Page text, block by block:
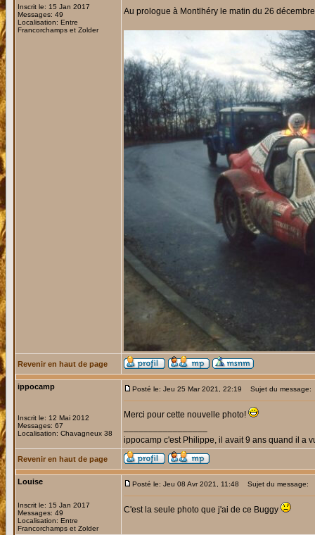
Inscrit le: 15 Jan 2017
Messages: 49
Localisation: Entre
Francorchamps et Zolder
Au prologue à Montlhéry le matin du 26
Revenir en haut de page
ippocamp
Inscrit le: 12 Mai 2012
Messages: 67
Localisation: Chavagneux 38
Posté le: Jeu 25 Mar 2021, 22:19 Sujet du message:
Merci pour cette nouvelle photo!
ippocamp c'est Philippe, il avait 9 ans quand il a
Revenir en haut de page
Louise
Inscrit le: 15 Jan 2017
Messages: 49
Localisation: Entre
Francorchamps et Zolder
Posté le: Jeu 08 Avr 2021, 11:48 Sujet du message:
C'est la seule photo que j'ai de ce Buggy